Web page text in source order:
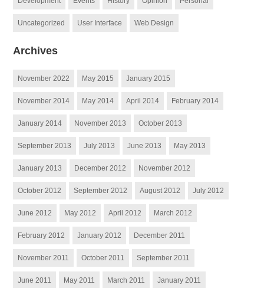
Uncategorized User Interface Web Design
Archives
November 2022 May 2015 January 2015
November 2014 May 2014 April 2014 February 2014
January 2014 November 2013 October 2013
September 2013 July 2013 June 2013 May 2013
January 2013 December 2012 November 2012
October 2012 September 2012 August 2012 July 2012
June 2012 May 2012 April 2012 March 2012
February 2012 January 2012 December 2011
November 2011 October 2011 September 2011
June 2011 May 2011 March 2011 January 2011